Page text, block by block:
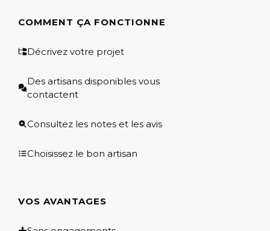
COMMENT ÇA FONCTIONNE
Décrivez votre projet
Des artisans disponibles vous
contactent
Consultez les notes et les avis
Choisissez le bon artisan
VOS AVANTAGES